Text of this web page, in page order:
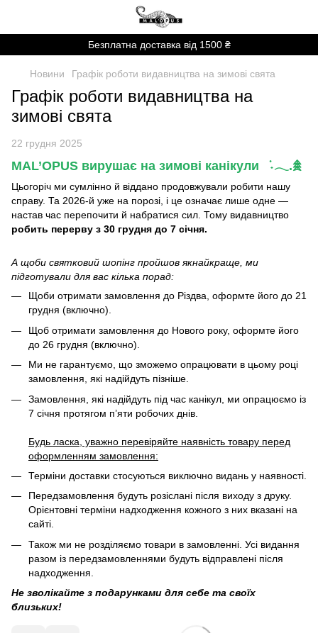
Безплатна доставка від 1500 ₴
Новини Графік роботи видавництва на зимові свята
Графік роботи видавництва на
зимові свята
22 грудня 2025
MAL’OPUS вирушає на зимові канікули ݁ ˖𓂃.𖠰
Цьогоріч ми сумлінно й віддано продовжували робити нашу
справу. Та 2026-й уже на порозі, і це означає лише одне —
настав час перепочити й набратися сил. Тому видавництво
робить перерву з 30 грудня до 7 січня.
А щоби святковий шопінг пройшов якнайкраще, ми
підготували для вас кілька порад:
Щоби отримати замовлення до Різдва, оформте його до 21
грудня (включно).
Щоб отримати замовлення до Нового року, оформте його
до 26 грудня (включно).
Ми не гарантуємо, що зможемо опрацювати в цьому році
замовлення, які надійдуть пізніше.
Замовлення, які надійдуть під час канікул, ми опрацюємо із
7 січня протягом п’яти робочих днів.
Будь ласка, уважно перевіряйте наявність товару перед
оформленням замовлення:
Терміни доставки стосуються виключно видань у наявності.
Передзамовлення будуть розіслані після виходу з друку.
Орієнтовні терміни надходження кожного з них вказані на
сайті.
Також ми не розділяємо товари в замовленні. Усі видання
разом із передзамовленнями будуть відправлені після
надходження.
Не зволікайте з подарунками для себе та своїх
близьких!